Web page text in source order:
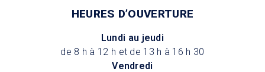
HEURES D’OUVERTURE
Lundi au jeudi
de 8 h à 12 h et de 13 h à 16 h 30
Vendredi